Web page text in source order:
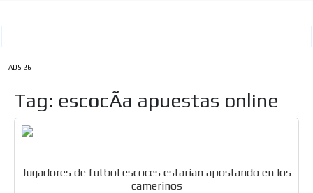
ADS-26
Tag: escocÃ­a apuestas online
Jugadores de futbol escoces estarían apostando en los
camerinos